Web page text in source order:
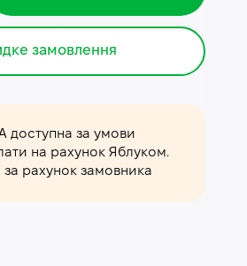
замовлення
доступна за умови
на рахунок Яблуком.
за рахунок замовника